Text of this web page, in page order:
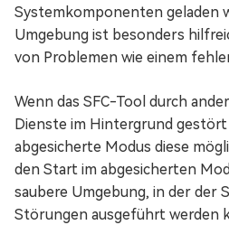
Systemkomponenten geladen
Umgebung ist besonders
von Problemen wie einem
Wenn das SFC-Tool durch
Dienste im Hintergrund
abgesicherte Modus diese
den Start im abgesicherten
saubere Umgebung, in der der
Störungen ausgeführt werden